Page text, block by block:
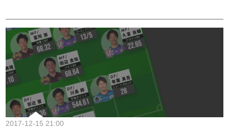
2017-12-15 21:00